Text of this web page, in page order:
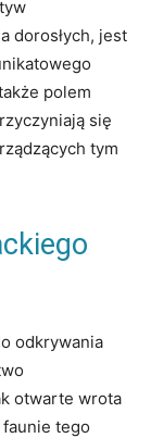
dorosłych, jest
polem
się
tym
odkrywania
otwarte wrota
tego